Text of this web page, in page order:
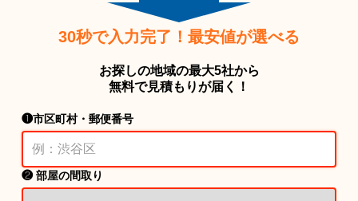
30秒で入力完了！最安値が選べる
お探しの地域の最大5社から
無料で見積もりが届く！
❶市区町村・郵便番号
❷ 部屋の間取り